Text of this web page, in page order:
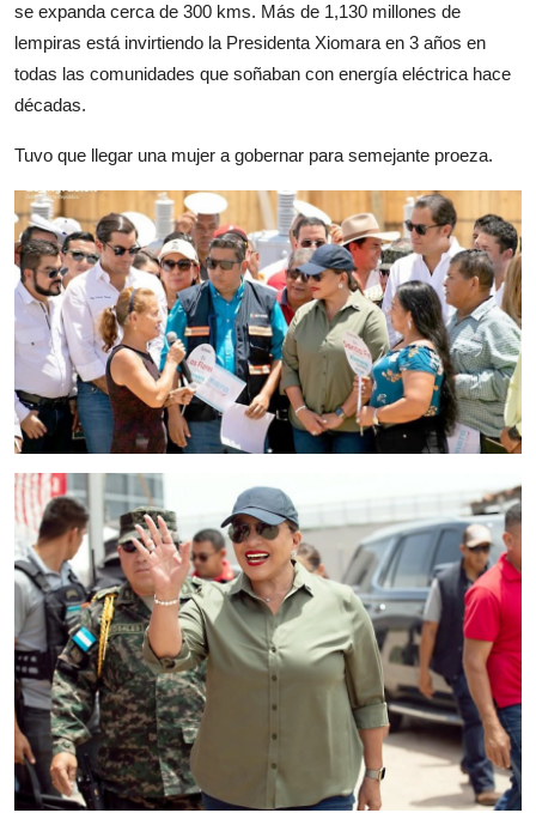
se expanda cerca de 300 kms. Más de 1,130 millones de
lempiras está invirtiendo la Presidenta Xiomara en 3 años en
todas las comunidades que soñaban con energía eléctrica hace
décadas.
Tuvo que llegar una mujer a gobernar para semejante proeza.